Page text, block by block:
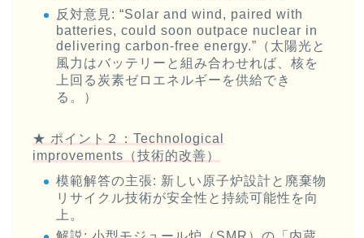
反対意見: “Solar and wind, paired with
batteries, could soon outpace nuclear in
delivering carbon-free energy.”（太陽光と
風力はバッテリーと組み合わせれば、核を
上回る炭素ゼロエネルギーを供給でき
る。）
★ ポイント２：Technological
improvements（技術的改善）
模範解答の主張: 新しい原子炉設計と廃棄物
リサイクル技術が安全性と持続可能性を向
上。